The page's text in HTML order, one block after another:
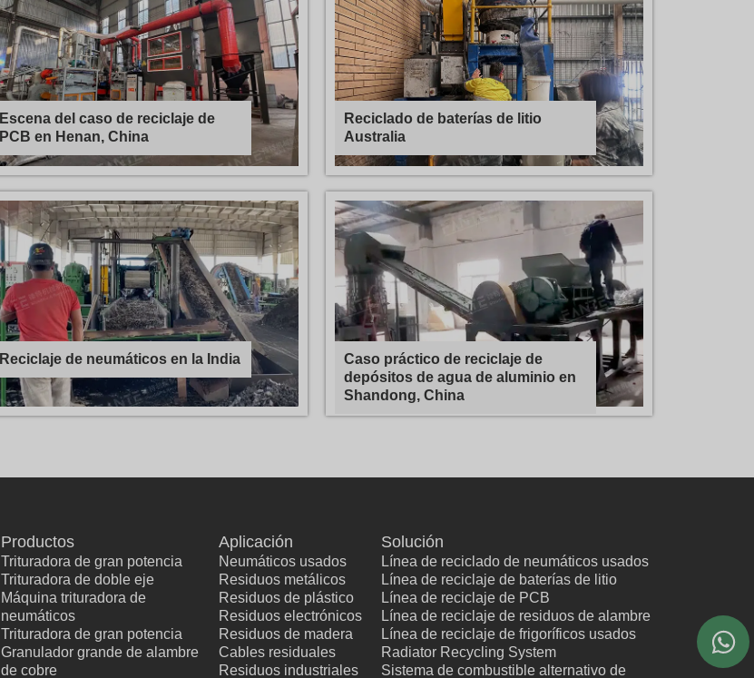
Escena del caso de reciclaje de
PCB en Henan, China
Reciclado de baterías de litio
Australia
Reciclaje de neumáticos en la India
Caso práctico de reciclaje de
depósitos de agua de aluminio en
Shandong, China
Productos
Trituradora de gran potencia
Trituradora de doble eje
Máquina trituradora de
neumáticos
Trituradora de gran potencia
Granulador grande de alambre
de cobre
Aplicación
Neumáticos usados
Residuos metálicos
Residuos de plástico
Residuos electrónicos
Residuos de madera
Cables residuales
Residuos industriales
Solución
Línea de reciclado de neumáticos usados
Línea de reciclaje de baterías de litio
Línea de reciclaje de PCB
Línea de reciclaje de residuos de alambre
Línea de reciclaje de frigoríficos usados
Radiator Recycling System
Sistema de combustible alternativo de